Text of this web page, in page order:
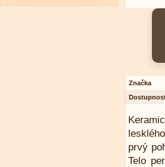
Značka
prvý
Telo